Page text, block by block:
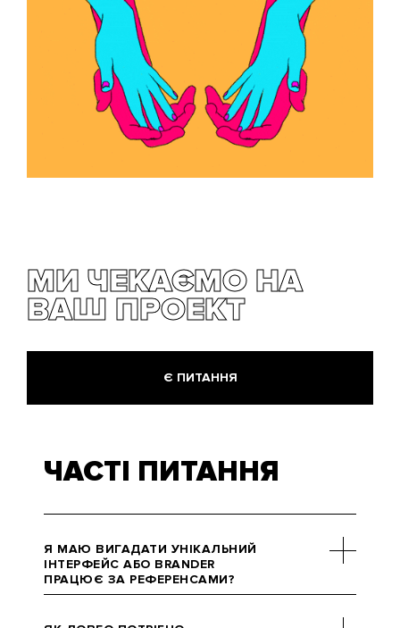
МИ ЧЕКАЄМО НА
ВАШ ПРОЕКТ
Є ПИТАННЯ
ЧАСТІ ПИТАННЯ
Я МАЮ ВИГАДАТИ УНІКАЛЬНИЙ
ІНТЕРФЕЙС АБО BRANDER
ПРАЦЮЄ ЗА РЕФЕРЕНСАМИ?
на старті робіт швидко збагнути,